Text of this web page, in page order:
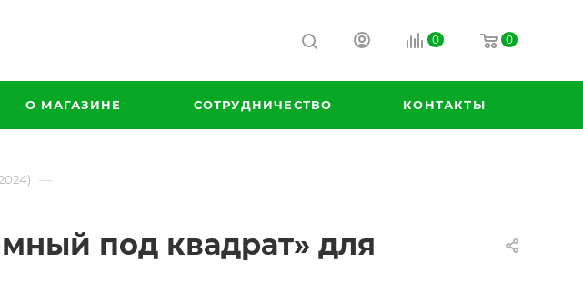
0 0
О МАГАЗИНЕ СОТРУДНИЧЕСТВО КОНТАКТЫ
—
под квадрат» для